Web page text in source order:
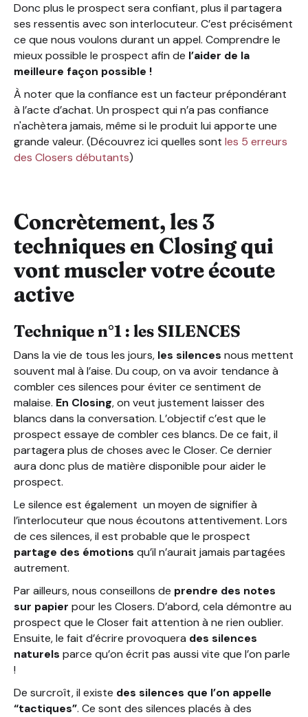
Donc plus le prospect sera confiant, plus il partagera
ses ressentis avec son interlocuteur. C’est précisément
ce que nous voulons durant un appel. Comprendre le
mieux possible le prospect afin de l’aider de la
meilleure façon possible !
À noter que la confiance est un facteur prépondérant
à l’acte d’achat. Un prospect qui n’a pas confiance
n'achètera jamais, même si le produit lui apporte une
grande valeur. (Découvrez ici quelles sont les 5 erreurs
des Closers débutants)
Concrètement, les 3
techniques en Closing qui
vont muscler votre écoute
active
Technique n°1 : les SILENCES
Dans la vie de tous les jours, les silences nous mettent
souvent mal à l’aise. Du coup, on va avoir tendance à
combler ces silences pour éviter ce sentiment de
malaise. En Closing, on veut justement laisser des
blancs dans la conversation. L’objectif c’est que le
prospect essaye de combler ces blancs. De ce fait, il
partagera plus de choses avec le Closer. Ce dernier
aura donc plus de matière disponible pour aider le
prospect.
Le silence est également un moyen de signifier à
l’interlocuteur que nous écoutons attentivement. Lors
de ces silences, il est probable que le prospect
partage des émotions qu’il n’aurait jamais partagées
autrement.
Par ailleurs, nous conseillons de prendre des notes
sur papier pour les Closers. D’abord, cela démontre au
prospect que le Closer fait attention à ne rien oublier.
Ensuite, le fait d’écrire provoquera des silences
naturels parce qu’on écrit pas aussi vite que l’on parle
!
De surcroît, il existe des silences que l’on appelle
“tactiques”. Ce sont des silences placés à des